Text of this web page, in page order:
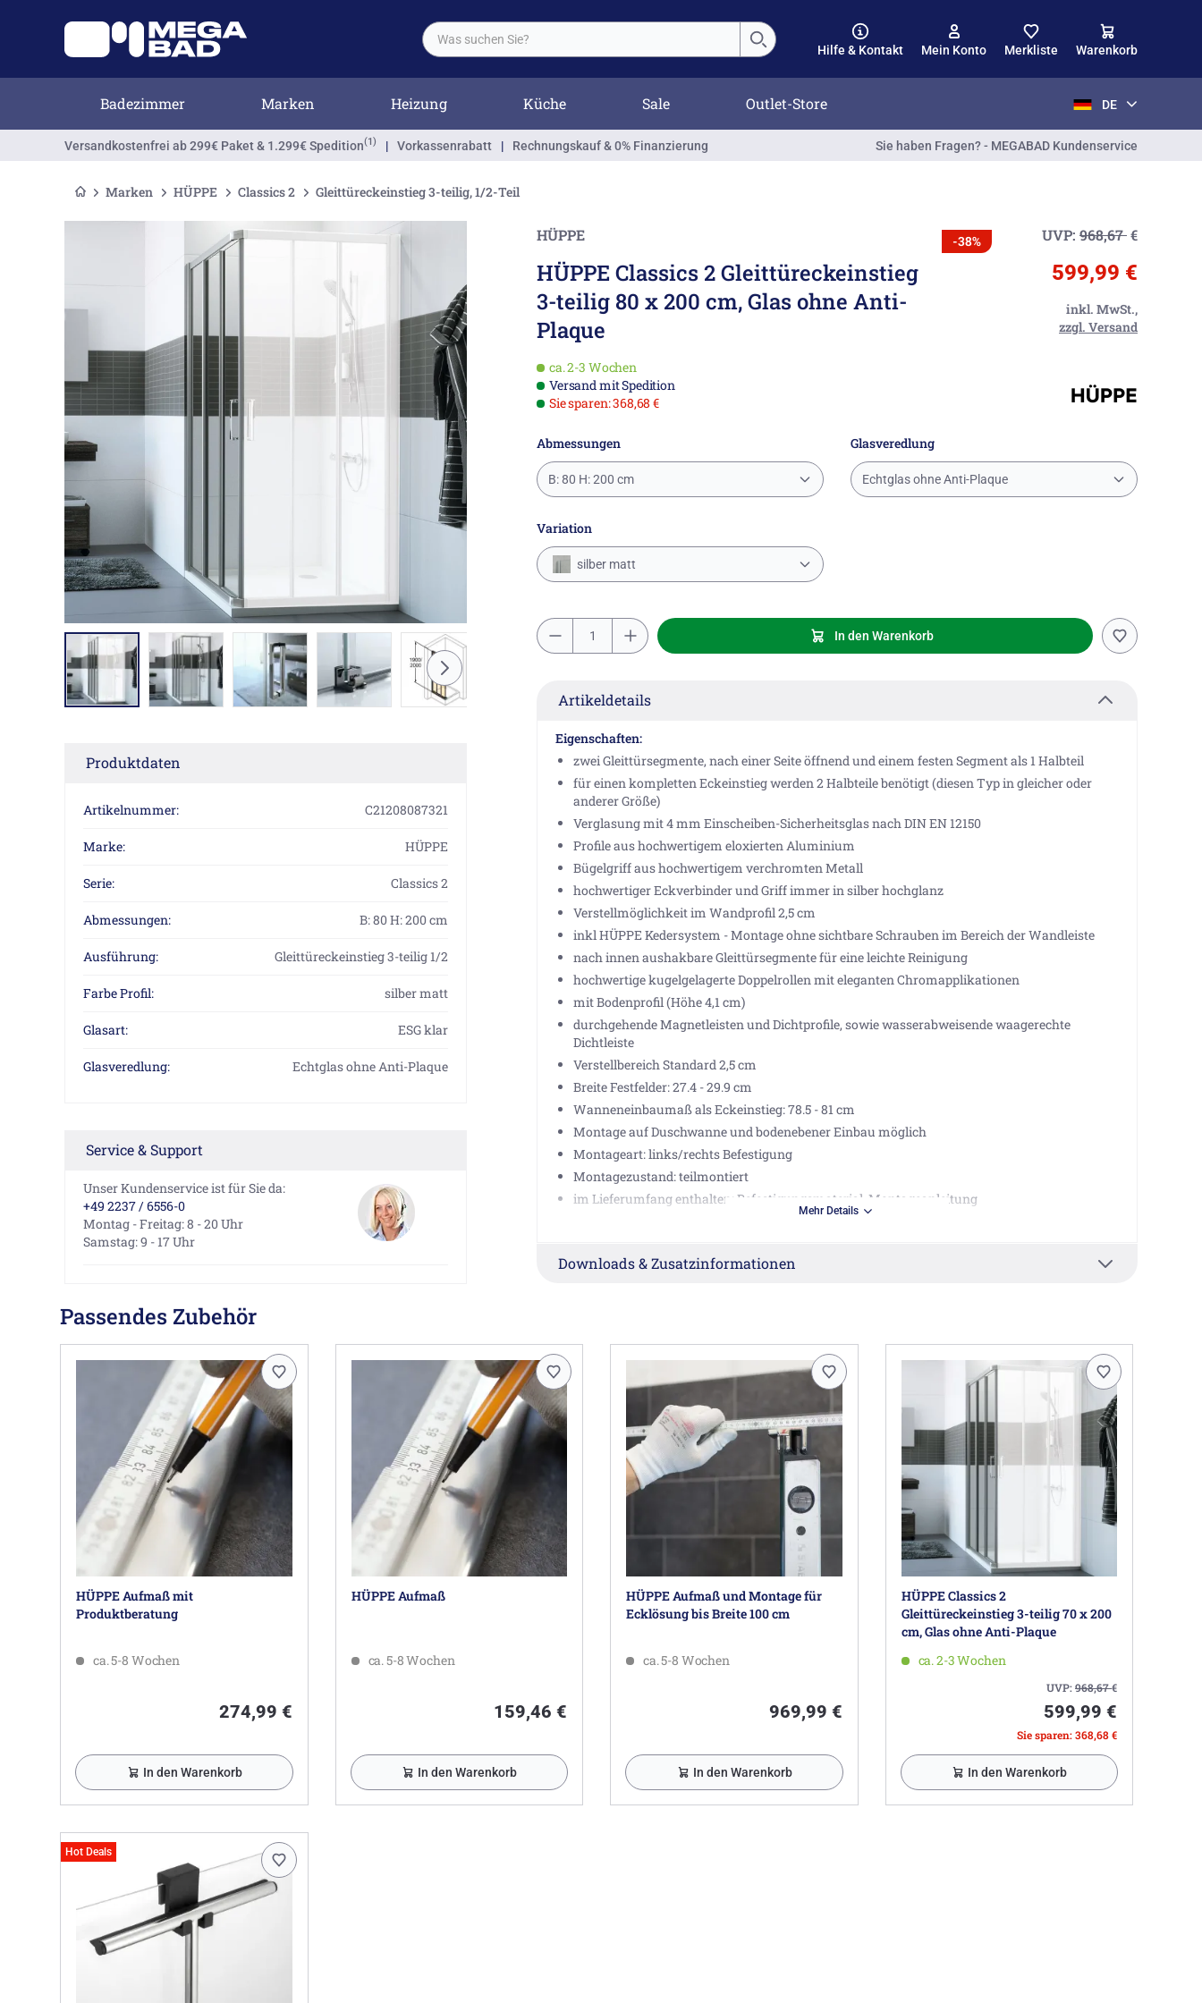
Hilfe & Kontakt Mein Konto Merkliste Warenkorb
Badezimmer Marken Heizung Küche Sale Outlet-Store DE
Versandkostenfrei ab 299€ Paket & 1.299€ Spedition(1) | Vorkassenrabatt | Rechnungskauf & 0% Finanzierung Sie haben Fragen? - MEGABAD Kundenservice
Marken HÜPPE Classics 2 Gleittüreckeinstieg 3-teilig, 1/2-Teil
Produktdaten
Artikelnummer: C21208087321
Marke: HÜPPE
Serie: Classics 2
Abmessungen: B: 80 H: 200 cm
Ausführung: Gleittüreckeinstieg 3-teilig 1/2
Farbe Profil: silber matt
Glasart: ESG klar
Glasveredlung: Echtglas ohne Anti-Plaque
Service & Support
Unser Kundenservice ist für Sie da:
+49 2237 / 6556-0
Montag - Freitag: 8 - 20 Uhr
Samstag: 9 - 17 Uhr
HÜPPE
HÜPPE Classics 2 Gleittüreckeinstieg
3-teilig 80 x 200 cm, Glas ohne Anti-
Plaque
-38% UVP: 968,67€
599,99 €
inkl. MwSt.,
zzgl. Versand
ca. 2-3 Wochen
Versand mit Spedition
Sie sparen: 368,68 €
Abmessungen
B: 80 H: 200 cm
Glasveredlung
Echtglas ohne Anti-Plaque
Variation
silber matt
In den Warenkorb
Artikeldetails
Eigenschaften:
zwei Gleittürsegmente, nach einer Seite öffnend und einem festen Segment als 1 Halbteil
für einen kompletten Eckeinstieg werden 2 Halbteile benötigt (diesen Typ in gleicher oder
anderer Größe)
Verglasung mit 4 mm Einscheiben-Sicherheitsglas nach DIN EN 12150
Profile aus hochwertigem eloxierten Aluminium
Bügelgriff aus hochwertigem verchromten Metall
hochwertiger Eckverbinder und Griff immer in silber hochglanz
Verstellmöglichkeit im Wandprofil 2,5 cm
inkl HÜPPE Kedersystem - Montage ohne sichtbare Schrauben im Bereich der Wandleiste
nach innen aushakbare Gleittürsegmente für eine leichte Reinigung
hochwertige kugelgelagerte Doppelrollen mit eleganten Chromapplikationen
mit Bodenprofil (Höhe 4,1 cm)
durchgehende Magnetleisten und Dichtprofile, sowie wasserabweisende waagerechte
Dichtleiste
Verstellbereich Standard 2,5 cm
Breite Festfelder: 27.4 - 29.9 cm
Wanneneinbaumaß als Eckeinstieg: 78.5 - 81 cm
Montage auf Duschwanne und bodenebener Einbau möglich
Montageart: links/rechts Befestigung
Montagezustand: teilmontiert
im Lieferumfang enthalten: Befestigungsmaterial, Montageanleitung
Abmessungen vom Duschbereich angeben!
Für diesen Artikel wird der Aufmaß- und Montageservice empfohlen.
Für eine Verbreiterung um 1,5 cm für eine Wandleistenbreite von 3,04 cm kann das
Verbreiterungsprofil Art.-Nr.: A21005 verwendet werden. Bitte separat bestellen.
Dieser Artikel ist lediglich die Hälfte einer Duschabtrennung.
Für eine vollständige Duschabtrennung werden zwei Halbteile benötigt!
Herstellerinformationen
HÜPPE GmbH, Industriestraße 3, 26160 Bad Zwischenahn DE, hueppe@hueppe.com
Mehr Details
Downloads & Zusatzinformationen
Passendes Zubehör
HÜPPE Aufmaß mit
Produktberatung
ca. 5-8 Wochen
274,99 €
In den Warenkorb
HÜPPE Aufmaß
ca. 5-8 Wochen
159,46 €
In den Warenkorb
HÜPPE Aufmaß und Montage für
Ecklösung bis Breite 100 cm
ca. 5-8 Wochen
969,99 €
In den Warenkorb
HÜPPE Classics 2
Gleittüreckeinstieg 3-teilig 70 x 200
cm, Glas ohne Anti-Plaque
ca. 2-3 Wochen
UVP:968,67€
599,99 €
Sie sparen: 368,68 €
In den Warenkorb
Hot Deals